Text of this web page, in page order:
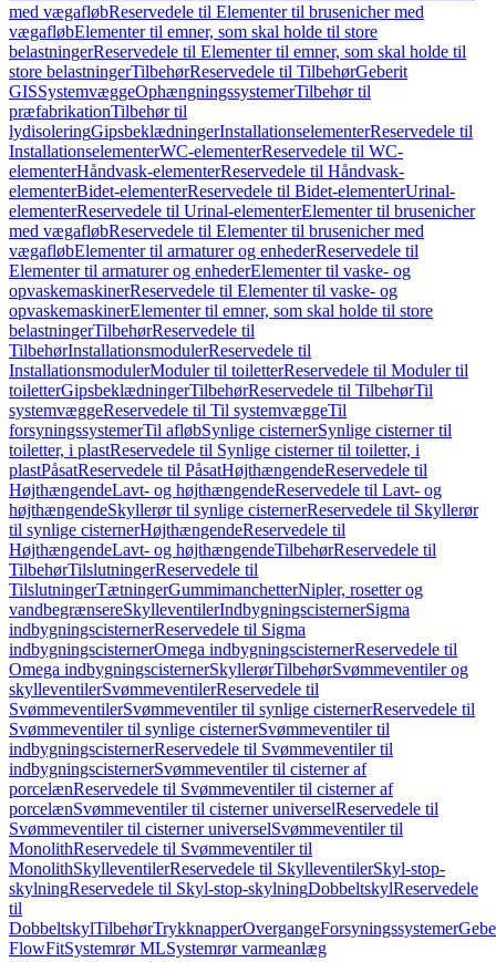
med vægafløbReservedele til Elementer til brusenicher med
vægafløbElementer til emner, som skal holde til store
belastningerReservedele til Elementer til emner, som skal holde til
store belastningerTilbehørReservedele til TilbehørGeberit
GISSystemvæggeOphængningssystemerTilbehør til
præfabrikationTilbehør til
lydisoleringGipsbeklædningerInstallationselementerReservedele til
InstallationselementerWC-elementerReservedele til WC-
elementerHåndvask-elementerReservedele til Håndvask-
elementerBidet-elementerReservedele til Bidet-elementerUrinal-
elementerReservedele til Urinal-elementerElementer til brusenicher
med vægafløbReservedele til Elementer til brusenicher med
vægafløbElementer til armaturer og enhederReservedele til
Elementer til armaturer og enhederElementer til vaske- og
opvaskemaskinerReservedele til Elementer til vaske- og
opvaskemaskinerElementer til emner, som skal holde til store
belastningerTilbehørReservedele til
TilbehørInstallationsmodulerReservedele til
InstallationsmodulerModuler til toiletterReservedele til Moduler til
toiletterGipsbeklædningerTilbehørReservedele til TilbehørTil
systemvæggeReservedele til Til systemvæggeTil
forsyningssystemerTil afløbSynlige cisternerSynlige cisterner til
toiletter, i plastReservedele til Synlige cisterner til toiletter, i
plastPåsatReservedele til PåsatHøjthængendeReservedele til
HøjthængendeLavt- og højthængendeReservedele til Lavt- og
højthængendeSkyllerør til synlige cisternerReservedele til Skyllerør
til synlige cisternerHøjthængendeReservedele til
HøjthængendeLavt- og højthængendeTilbehørReservedele til
TilbehørTilslutningerReservedele til
TilslutningerTætningerGummimanchetterNipler, rosetter og
vandbegrænsereSkylleventilerIndbygningscisternerSigma
indbygningscisternerReservedele til Sigma
indbygningscisternerOmega indbygningscisternerReservedele til
Omega indbygningscisternerSkyllerørTilbehørSvømmeventiler og
skylleventilerSvømmeventilerReservedele til
SvømmeventilerSvømmeventiler til synlige cisternerReservedele til
Svømmeventiler til synlige cisternerSvømmeventiler til
indbygningscisternerReservedele til Svømmeventiler til
indbygningscisternerSvømmeventiler til cisterner af
porcelænReservedele til Svømmeventiler til cisterner af
porcelænSvømmeventiler til cisterner universelReservedele til
Svømmeventiler til cisterner universelSvømmeventiler til
MonolithReservedele til Svømmeventiler til
MonolithSkylleventilerReservedele til SkylleventilerSkyl-stop-
skylningReservedele til Skyl-stop-skylningDobbeltskylReservedele
til
DobbeltskylTilbehørTrykknapperOvergangeForsyningssystemer
FlowFitSystemrør MLSystemrør varmeanlæg